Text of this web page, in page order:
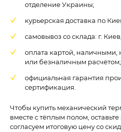
отделение Украины;
курьерская доставка по
самовывоз со склада: г.
оплата картой,
или безналичным расчётом;
официальная гарантия
сертификация.
Чтобы купить механический
вместе с тёплым полом,
согласуем итоговую цену со